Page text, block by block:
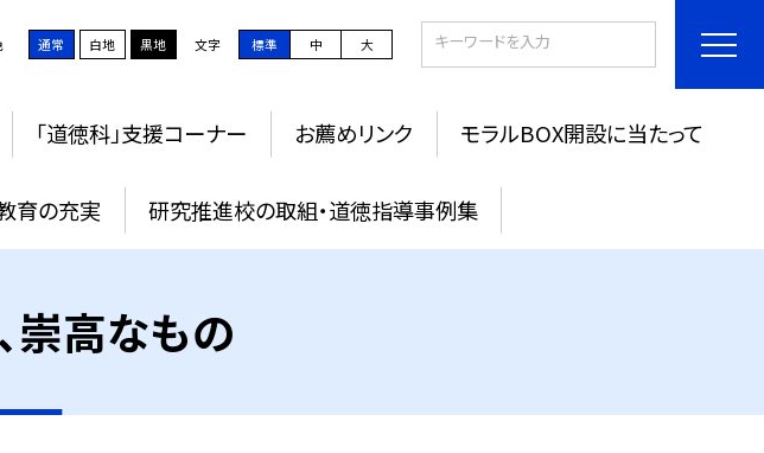
通常 白地 黒地 文字 標準 中 大
「道徳科」支援コーナー お薦めリンク モラルBOX開設に当たって
育の充実 研究推進校の取組・道徳指導事例集
崇高なもの